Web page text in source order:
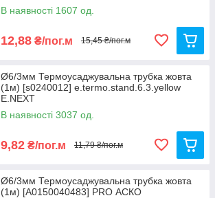
В наявності 1607 од.
12,88 ₴/пог.м 15,45 ₴/пог.м
Ø6/3мм Термоусаджувальна трубка жовта
(1м) [s0240012] e.termo.stand.6.3.yellow
E.NEXT
В наявності 3037 од.
9,82 ₴/пог.м 11,79 ₴/пог.м
Ø6/3мм Термоусаджувальна трубка жовта
(1м) [A0150040483] PRO АСКО